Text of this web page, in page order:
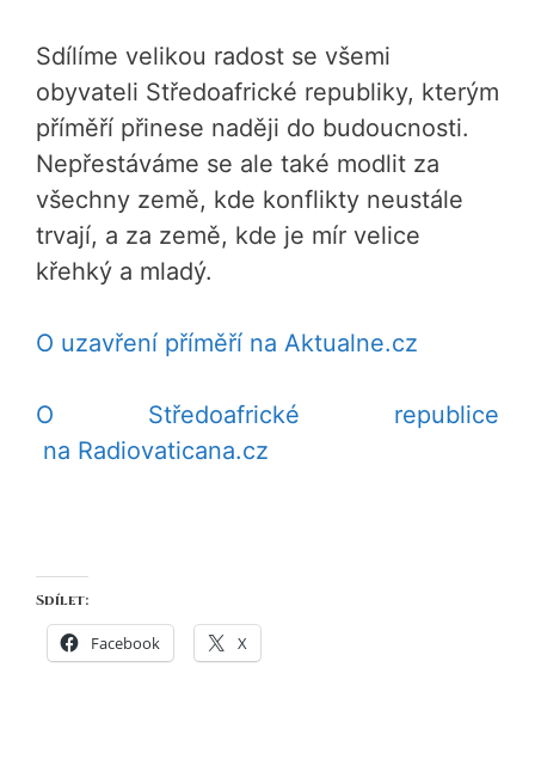
Sdílíme velikou radost se všemi
obyvateli Středoafrické republiky, kterým
příměří přinese naději do budoucnosti.
Nepřestáváme se ale také modlit za
všechny země, kde konflikty neustále
trvají, a za země, kde je mír velice
křehký a mladý.
O uzavření příměří na Aktualne.cz
O Středoafrické republice
na Radiovaticana.cz
Sdílet:
Facebook X